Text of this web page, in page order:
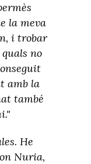
la meva
i trobar
no
amb la
també
He
Nuria,